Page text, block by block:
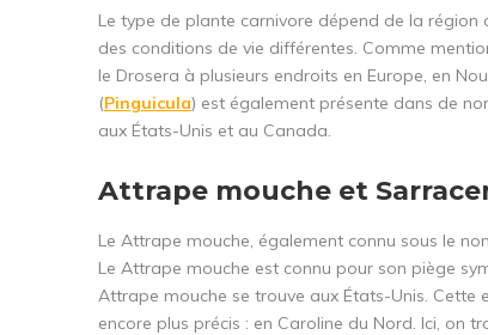
Le type de plante carnivore dépend de la région
des conditions de vie différentes. Comme
le Drosera à plusieurs endroits en Europe, en
(Pinguicula) est également présente dans de
aux États-Unis et au Canada.
Attrape mouche et
Le Attrape mouche, également connu sous le
Le Attrape mouche est connu pour son piège
Attrape mouche se trouve aux États-Unis. Cette
encore plus précis : en Caroline du Nord. Ici, on